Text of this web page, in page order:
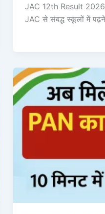
JAC 12th Result
JAC से संबद्ध स्कूलों में पढ़ने